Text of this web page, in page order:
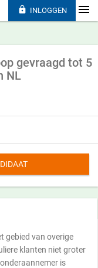
gevraagd tot 5
NL
gebied van overige
klanten niet groter
is
 INLOGGEN